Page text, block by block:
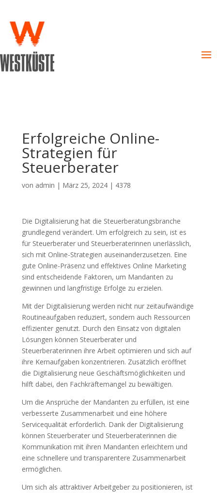
Erfolgreiche Online-
Strategien für
Steuerberater
von admin | März 25, 2024| 4378
Die Digitalisierung hat die Steuerberatungsbranche
grundlegend verändert. Um erfolgreich zu sein, ist es
für Steuerberater und Steuerberaterinnen unerlässlich,
sich mit Online-Strategien auseinanderzusetzen. Eine
gute Online-Präsenz und effektives Online Marketing
sind entscheidende Faktoren, um Mandanten zu
gewinnen und langfristige Erfolge zu erzielen.
Mit der Digitalisierung werden nicht nur zeitaufwändige
Routineaufgaben reduziert, sondern auch Ressourcen
effizienter genutzt. Durch den Einsatz von digitalen
Lösungen können Steuerberater und
Steuerberaterinnen ihre Arbeit optimieren und sich auf
ihre Kernaufgaben konzentrieren. Zusätzlich eröffnet
die Digitalisierung neue Geschäftsmöglichkeiten und
hilft dabei, den Fachkräftemangel zu bewältigen.
Um die Ansprüche der Mandanten zu erfüllen, ist eine
verbesserte Zusammenarbeit und eine höhere
Servicequalität erforderlich. Dank der Digitalisierung
können Steuerberater und Steuerberaterinnen die
Kommunikation mit ihren Mandanten erleichtern und
eine schnellere und transparentere Zusammenarbeit
ermöglichen.
Um sich als attraktiver Arbeitgeber zu positionieren, ist